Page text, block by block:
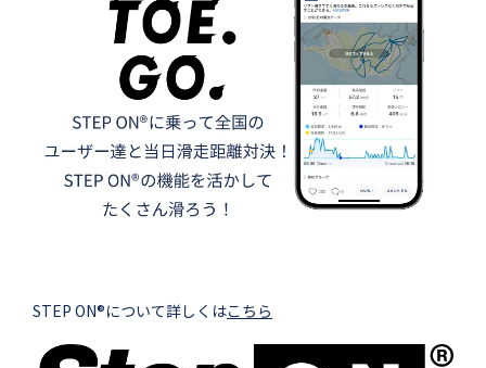
STEP ON®について詳しくはこちら